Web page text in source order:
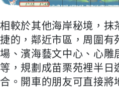
相較於其他海岸秘境，抹
捷的，鄰近市區，周圍有
場、濱海藝文中心、心雕
等，規劃成苗栗苑裡半日
合。開車的朋友可直接將